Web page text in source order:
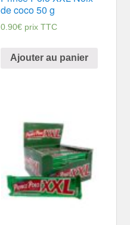
de coco 50 g
0.90€ prix TTC
Ajouter au panier